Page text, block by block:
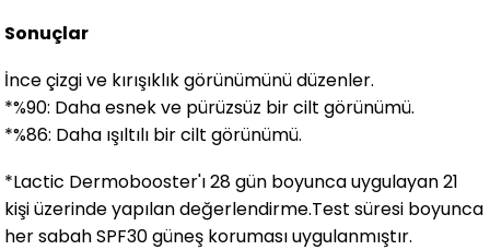
Sonuçlar
İnce çizgi ve kırışıklık görünümünü düzenler.
*%90: Daha esnek ve pürüzsüz bir cilt görünümü.
*%86: Daha ışıltılı bir cilt görünümü.
*Lactic Dermobooster'ı 28 gün boyunca uygulayan 21
kişi üzerinde yapılan değerlendirme.Test süresi boyunca
her sabah SPF30 güneş koruması uygulanmıştır.